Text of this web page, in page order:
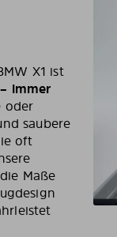
X1 ist
immer
oder
saubere
oft
Maße